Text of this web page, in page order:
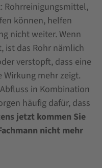
Rohrreinigungsmittel,
können, helfen
nicht weiter. Wenn
ist das Rohr nämlich
verstopft, dass eine
mehr zeigt.
in Kombination
häufig dafür, dass
jetzt kommen Sie
nicht mehr